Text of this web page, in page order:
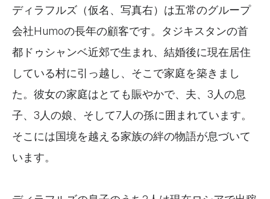
ディラフルズ（仮名、写真右）は五常のグループ
会社Humoの長年の顧客です。タジキスタンの首
都ドゥシャンベ近郊で生まれ、結婚後に現在居住
している村に引っ越し、そこで家庭を築きまし
た。彼女の家庭はとても賑やかで、夫、3人の息
子、3人の娘、そして7人の孫に囲まれています。
そこには国境を越える家族の絆の物語が息づいて
います。